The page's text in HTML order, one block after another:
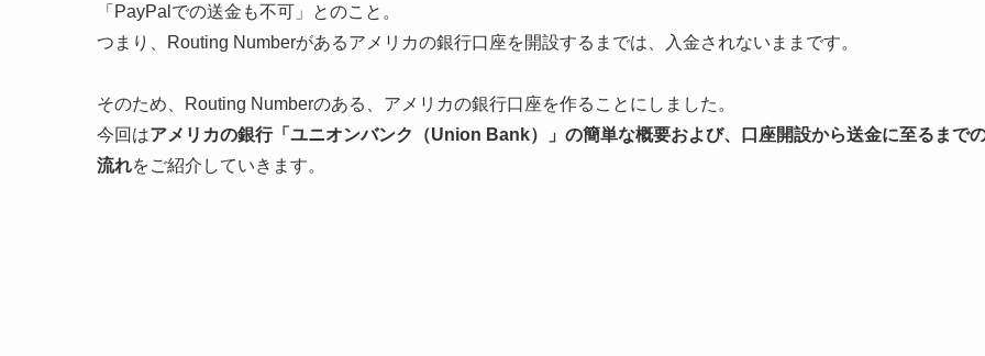
「PayPalでの送金も不可」とのこと。
つまり、Routing Numberがあるアメリカの銀行口座を開設するまでは、入金されないままです。
そのため、Routing Numberのある、アメリカの銀行口座を作ることにしました。
今回はアメリカの銀行「ユニオンバンク（Union Bank）」の簡単な概要および、口座開設から送金に至るまで
流れをご紹介していきます。